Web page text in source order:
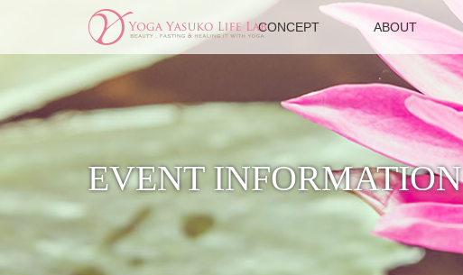
CONCEPT ABOUT
EVENT INFORMATION